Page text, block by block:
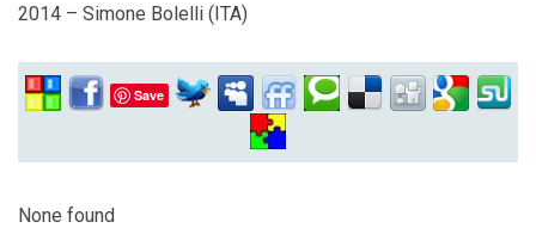
2014 – Simone Bolelli (ITA)
Save
None found